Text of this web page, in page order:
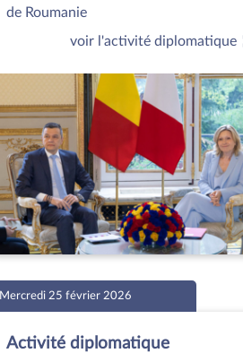
de Roumanie
voir l'activité diplomatique
Mercredi 25 février 2026
Activité diplomatique